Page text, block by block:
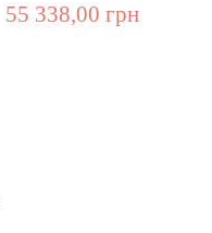
55 338,00 грн